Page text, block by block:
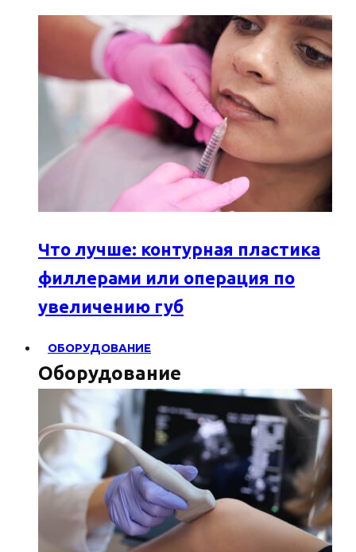
Что лучше: контурная пластика
филлерами или операция по
увеличению губ
ОБОРУДОВАНИЕ
Оборудование